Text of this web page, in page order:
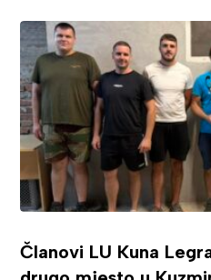
Članovi LU Kuna